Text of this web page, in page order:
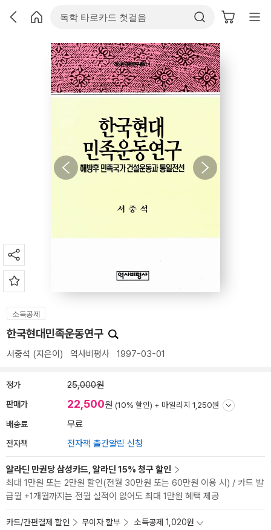
소득공제
한국현대민족운동연구
서중석 (지은이) 역사비평사 1997-03-01
정가 25,000원
판매가 22,500원 (10% 할인) + 마일리지 1,250원
배송료 무료
전자책 전자책 출간알림 신청
알라딘 만권당 삼성카드, 알라딘 15% 청구 할인
최대 1만원 또는 2만원 할인(전월 30만원 또는 60만원 이용 시) / 카드 발
급월 +1개월까지는 전월 실적이 없어도 최대 1만원 혜택 제공
카드/간편결제 할인 무이자 할부 소득공제 1,020원